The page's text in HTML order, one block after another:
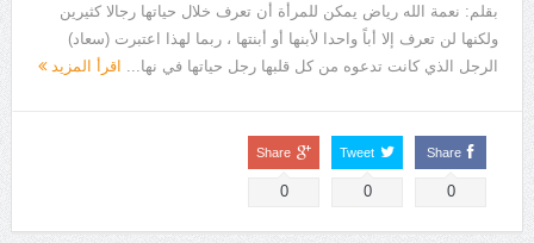
بقلم: نعمة الله رياض يمكن للمرأة أن تعرف خلال حياتها رجالا كثيرين
ولكنها لن تعرف إلا أباً واحدا لأبنها أو أبنتها ، ربما لهذا اعتبرت (سعاد)
الرجل الذي كانت تدعوه من كل قلبها رجل حياتها في نها... اقرأ المزيد
Share
0
Tweet
0
Share
0